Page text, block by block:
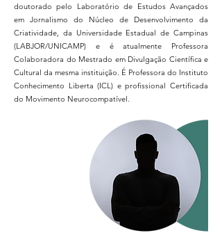
doutorado pelo Laboratório de Estudos Avançados
em Jornalismo do Núcleo de Desenvolvimento da
Criatividade, da Universidade Estadual de Campinas
(LABJOR/UNICAMP) e é atualmente Professora
Colaboradora do Mestrado em Divulgação Científica e
Cultural da mesma instituição. É Professora do Instituto
Conhecimento Liberta (ICL) e profissional Certificada
do Movimento Neurocompatível.